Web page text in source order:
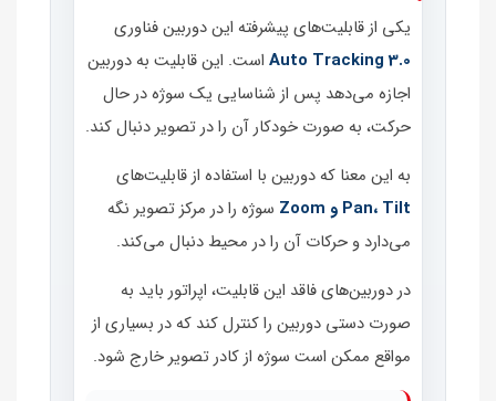
یکی از قابلیت‌های پیشرفته این دوربین فناوری
Auto Tracking 3.0 است. این قابلیت به دوربین
اجازه می‌دهد پس از شناسایی یک سوژه در حال
حرکت، به صورت خودکار آن را در تصویر دنبال کند.
به این معنا که دوربین با استفاده از قابلیت‌های
Pan، Tilt و Zoom
سوژه را در مرکز تصویر نگه
می‌دارد و حرکات آن را در محیط دنبال می‌کند.
در دوربین‌های فاقد این قابلیت، اپراتور باید به
صورت دستی دوربین را کنترل کند که در بسیاری از
مواقع ممکن است سوژه از کادر تصویر خارج شود.